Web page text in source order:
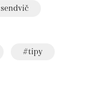
sendvič
tipy